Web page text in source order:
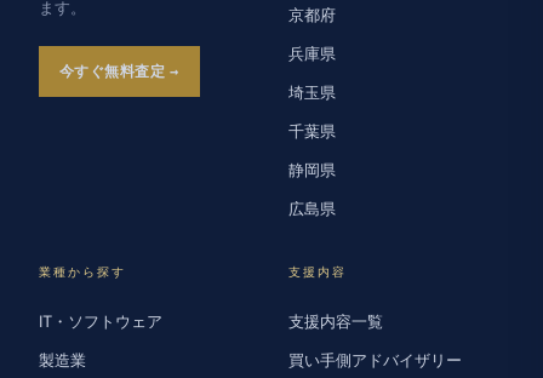
ます。
今すぐ無料査定
京都府
兵庫県
埼玉県
千葉県
静岡県
広島県
業種から探す
IT・ソフトウェア
製造業
支援内容
支援内容一覧
買い手側アドバイザリー